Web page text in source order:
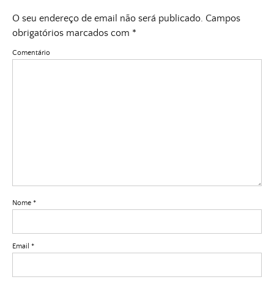
O seu endereço de email não será publicado. Campos
obrigatórios marcados com *
Comentário
Nome *
Email *